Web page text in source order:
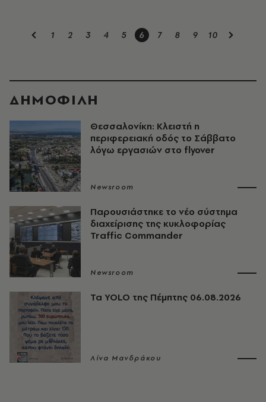
1 2 3 4 5 6 7 8 9 10
ΔΗΜΟΦΙΛΗ
Θεσσαλονίκη: Κλειστή η
περιφερειακή οδός το Σάββατο
λόγω εργασιών στο flyover
Newsroom
Παρουσιάστηκε το νέο σύστημα
διαχείρισης της κυκλοφορίας
Traffic Commander
Newsroom
Τα YOLO της Πέμπτης 06.08.2026
Λίνα Μανδράκου